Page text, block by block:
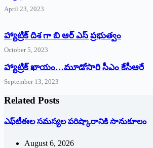
April 23, 2023
హ్యాట్రిక్ దిశ గా బి ఆర్ ఎస్ ప్రభుత్వం
October 5, 2023
హ్యాట్రిక్‌ ‌ఖాయం…మూడోసారి సీఎం కేసీఆరే
September 13, 2023
Related Posts
ఎఫ్‌టీఈల సమస్యల పరిష్కారానికి సానుకూలం
August 6, 2026